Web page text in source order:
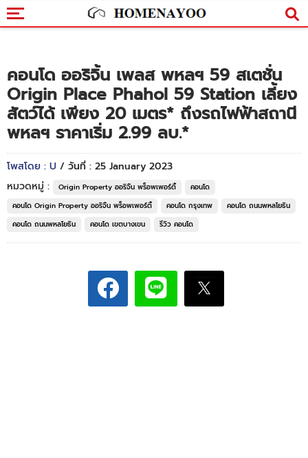
คอนโด ออริจิ้น เพลส พหลฯ 59 สเตชั่น
Origin Place Phahol 59 Station เลี้ยง
สัตว์ได้ เพียง 20 เมตร* ถึงรถไฟฟ้าสถานี
พหลฯ ราคาเริ่ม 2.99 ลบ.*
โพสโดย : U / วันที่ : 25 January 2023
หมวดหมู่ :
Origin Property ออริจิ้น พร็อพเพอร์ตี้
คอนโด
คอนโด Origin Property ออริจิ้น พร็อพเพอร์ตี้
คอนโด กรุงเทพ
คอนโด ถนนพหลโยธิน
คอนโด ถนนพหลโยธิน
คอนโด เขตบางเขน รีวิว คอนโด